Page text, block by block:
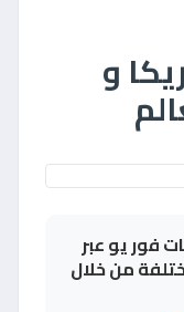
و
فور يو عبر
من خلال